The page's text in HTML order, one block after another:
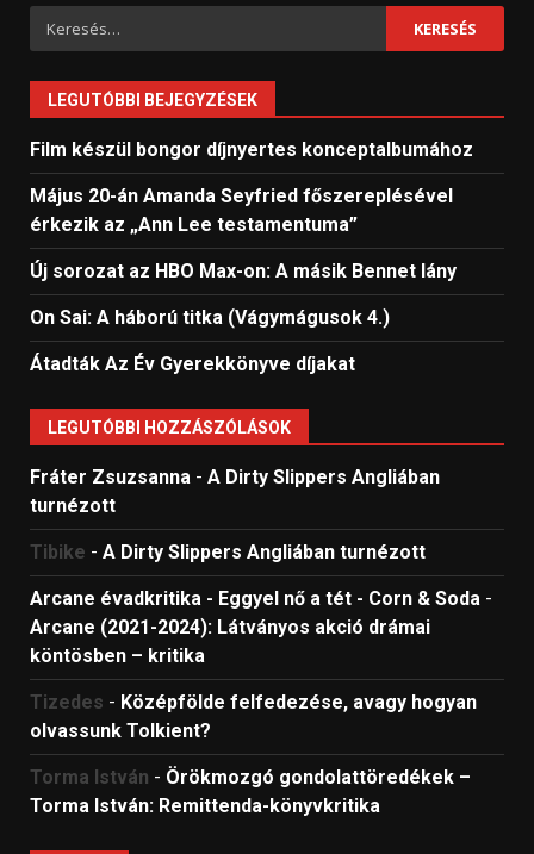
Keresés:
LEGUTÓBBI BEJEGYZÉSEK
Film készül bongor díjnyertes konceptalbumához
Május 20-án Amanda Seyfried főszereplésével
érkezik az „Ann Lee testamentuma”
Új sorozat az HBO Max-on: A másik Bennet lány
On Sai: A ​háború titka (Vágymágusok 4.)
Átadták Az Év Gyerekkönyve díjakat
LEGUTÓBBI HOZZÁSZÓLÁSOK
Fráter Zsuzsanna - A Dirty Slippers Angliában
turnézott
Tibike - A Dirty Slippers Angliában turnézott
Arcane évadkritika - Eggyel nő a tét - Corn & Soda -
Arcane (2021-2024): Látványos akció drámai
köntösben – kritika
Tizedes - Középfölde felfedezése, avagy hogyan
olvassunk Tolkient?
Torma István - Örökmozgó gondolattöredékek –
Torma István: Remittenda-könyvkritika